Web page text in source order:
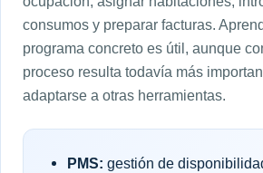
consumos y preparar facturas.
programa concreto es útil, aunque
proceso resulta todavía más
adaptarse a otras herramientas.
PMS: gestión de